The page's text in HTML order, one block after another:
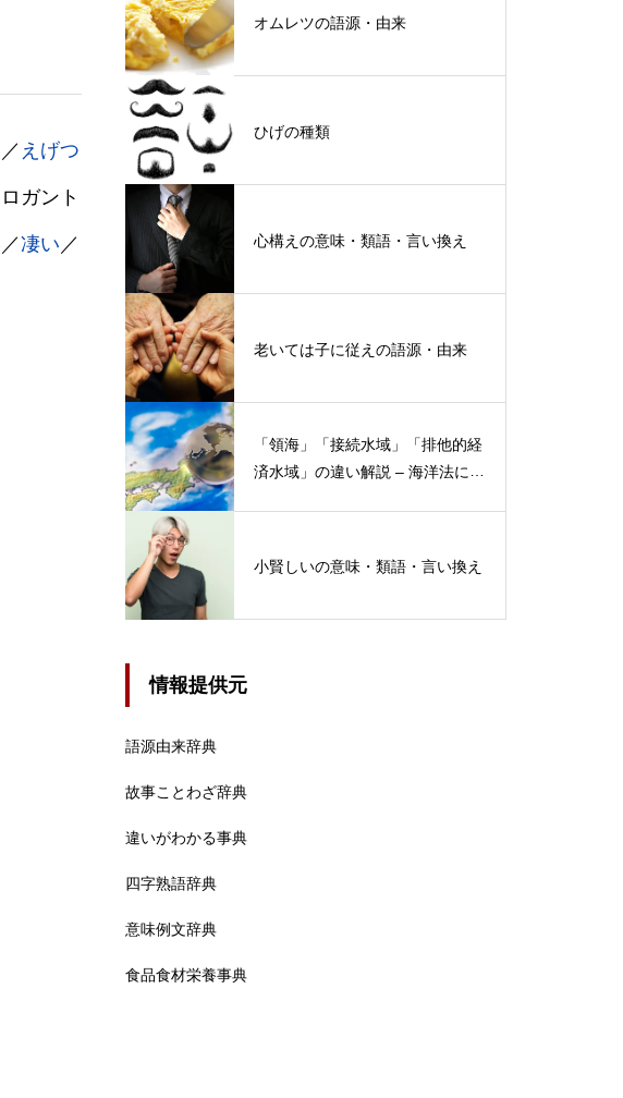
／ えげつ
ガント
／凄い ／
オムレツの語源・由来
ひげの種類
心構えの意味・類語・言い換え
老いては子に従えの語源・由来
「領海」「接続水域」「排他的経
済水域」の違い解説 – 海洋法にお
小賢しいの意味・類語・言い換え
情報提供元
語源由来辞典
故事ことわざ辞典
違いがわかる事典
四字熟語辞典
意味例文辞典
食品食材栄養事典